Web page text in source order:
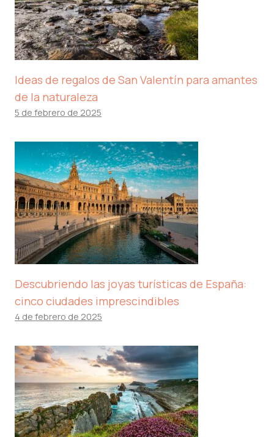
Ideas de regalos de San Valentín para amantes
de la naturaleza
5 de febrero de 2025
Descubriendo las joyas turísticas de España:
cinco ciudades imprescindibles
4 de febrero de 2025